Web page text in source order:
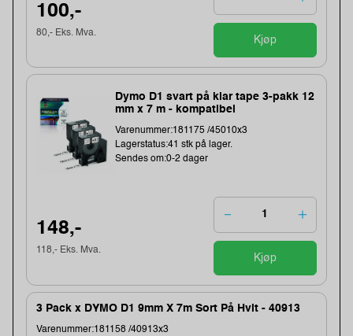
100,-
80,- Eks. Mva.
Kjøp
Dymo D1 svart på klar tape 3-pakk 12
mm x 7 m - kompatibel
Varenummer:181175 /45010x3
Lagerstatus:41 stk på lager.
Sendes om:0-2 dager
148,-
118,- Eks. Mva.
Kjøp
3 Pack x DYMO D1 9mm X 7m Sort På Hvit - 40913
Varenummer:181158 /40913x3